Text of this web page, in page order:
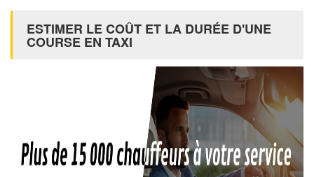
ESTIMER LE COÛT ET LA DURÉE D'UNE
COURSE EN TAXI